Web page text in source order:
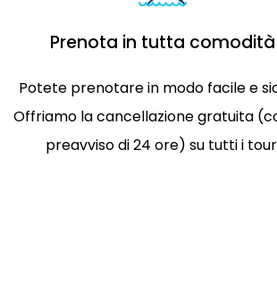
Prenota in tutta comodità
Potete prenotare in modo facile e
Offriamo la cancellazione gratuita
preavviso di 24 ore) su tutti i